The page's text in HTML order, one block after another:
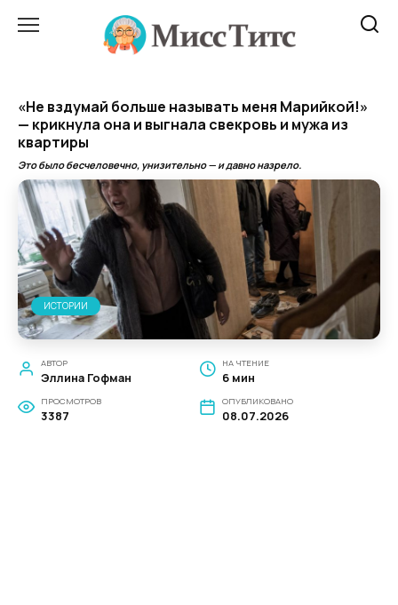
«Не вздумай больше называть меня Марийкой!»
— крикнула она и выгнала свекровь и мужа из
квартиры
Это было бесчеловечно, унизительно — и давно назрело.
ИСТОРИИ
АВТОР
Эллина Гофман
НА ЧТЕНИЕ
6 мин
ПРОСМОТРОВ
3387
ОПУБЛИКОВАНО
08.07.2026